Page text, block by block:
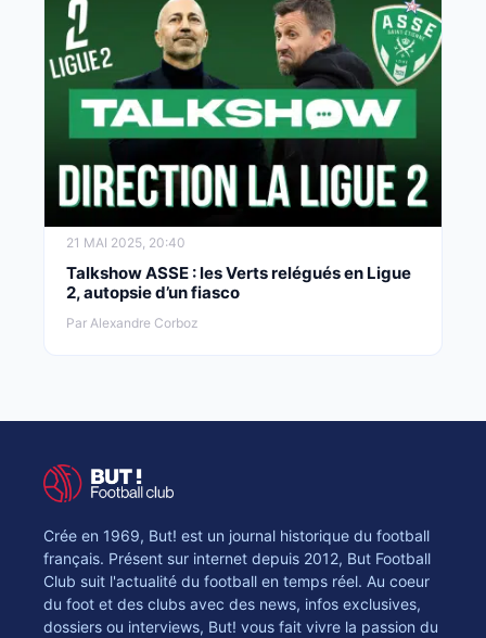
21 MAI 2025, 20:40
Talkshow ASSE : les Verts relégués en Ligue
2, autopsie d’un fiasco
Par Alexandre Corboz
Crée en 1969, But! est un journal historique du football
français. Présent sur internet depuis 2012, But Football
Club suit l'actualité du football en temps réel. Au coeur
du foot et des clubs avec des news, infos exclusives,
dossiers ou interviews, But! vous fait vivre la passion du